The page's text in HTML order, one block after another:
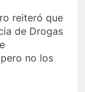
reiteró que
de Drogas
no los